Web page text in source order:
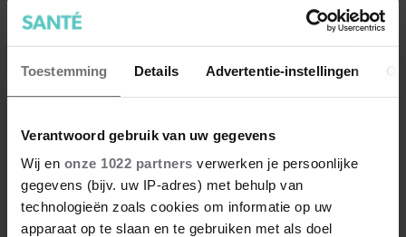
Toestemming Details Advertentie-instellingen
Verantwoord gebruik van uw gegevens
Wij en onze 1022 partners verwerken je persoonlijke
gegevens (bijv. uw IP-adres) met behulp van
technologieën zoals cookies om informatie op uw
apparaat op te slaan en te gebruiken met als doel
Onderkin verminderen? Doe
dit